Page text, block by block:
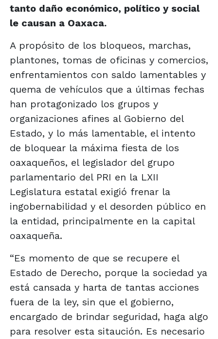
tanto daño económico, político y social
le causan a Oaxaca.
A propósito de los bloqueos, marchas,
plantones, tomas de oficinas y comercios,
enfrentamientos con saldo lamentables y
quema de vehículos que a últimas fechas
han protagonizado los grupos y
organizaciones afines al Gobierno del
Estado, y lo más lamentable, el intento
de bloquear la máxima fiesta de los
oaxaqueños, el legislador del grupo
parlamentario del PRI en la LXII
Legislatura estatal exigió frenar la
ingobernabilidad y el desorden público en
la entidad, principalmente en la capital
oaxaqueña.
“Es momento de que se recupere el
Estado de Derecho, porque la sociedad ya
está cansada y harta de tantas acciones
fuera de la ley, sin que el gobierno,
encargado de brindar seguridad, haga algo
para resolver esta sitaución. Es necesario